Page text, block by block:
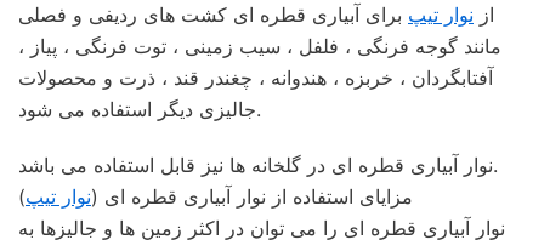
از نوار تیپ برای آبیاری قطره ای کشت های ردیفی و فصلی
مانند گوجه فرنگی ، فلفل ، سیب زمینی ، توت فرنگی ، پیاز ،
آفتابگردان ، خربزه ، هندوانه ، چغندر قند ، ذرت و محصولات
جالیزی دیگر استفاده می شود.
نوار آبیاری قطره ای در گلخانه ها نیز قابل استفاده می باشد.
مزایای استفاده از نوار آبیاری قطره ای (نوار تیپ)
نوار آبیاری قطره ای را می توان در اکثر زمین ها و جالیزها به